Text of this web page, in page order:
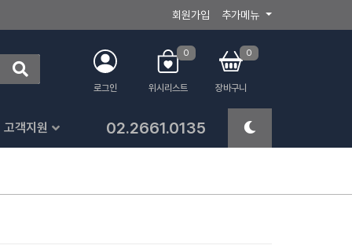
회원가입 추가메뉴
로그인
0
위시리스트
0
장바구니
고객지원 02.2661.0135